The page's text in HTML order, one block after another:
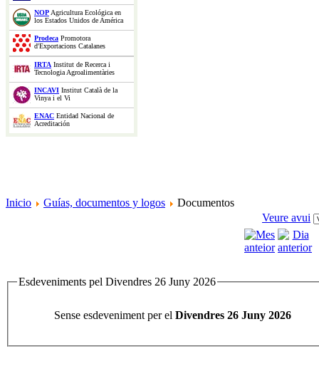
NOPAgricultura Ecológica en
los Estados Unidos de América
Prodeca Promotora
d'Exportacions Catalanes
IRTA Institut de Recerca i
Tecnologia Agroalimentàries
INCAVI Institut Català de la
Vinya i el Vi
ENAC Entidad Nacional de
Acreditación
Inicio Guías, documentos y logos
Documentos
Veure avui
Esdeveniments pel Divendres 26 Juny 2026
Sense esdeveniment per el Divendres 26 Juny 2026